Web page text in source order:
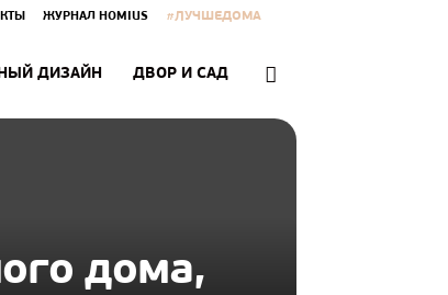
ЖУРНАЛ HOMIUS #ЛУЧШЕДОМА
ДИЗАЙН ДВОР И САД
дома,